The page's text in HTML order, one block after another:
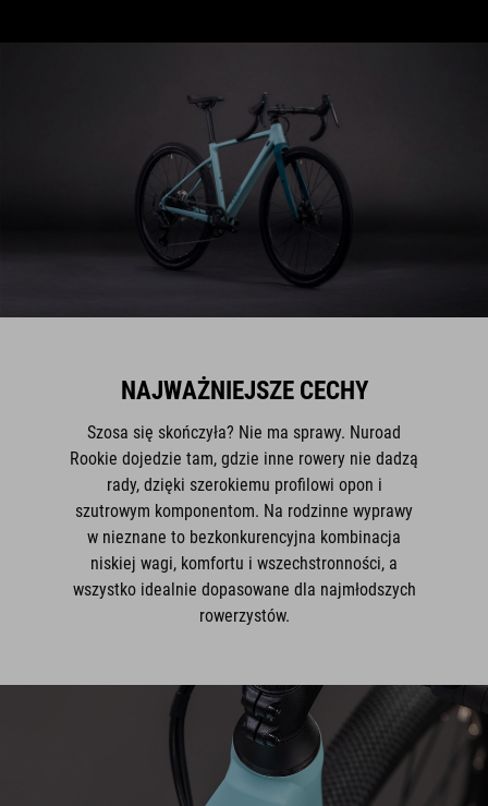
NAJWAŻNIEJSZE CECHY
Szosa się skończyła? Nie ma sprawy. Nuroad
Rookie dojedzie tam, gdzie inne rowery nie dadzą
rady, dzięki szerokiemu profilowi opon i
szutrowym komponentom. Na rodzinne wyprawy
w nieznane to bezkonkurencyjna kombinacja
niskiej wagi, komfortu i wszechstronności, a
wszystko idealnie dopasowane dla najmłodszych
rowerzystów.